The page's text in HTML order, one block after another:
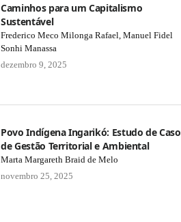
Caminhos para um Capitalismo
Sustentável
Frederico Meco Milonga Rafael, Manuel Fidel
Sonhi Manassa
dezembro 9, 2025
Povo Indígena Ingarikó: Estudo de Caso
de Gestão Territorial e Ambiental
Marta Margareth Braid de Melo
novembro 25, 2025